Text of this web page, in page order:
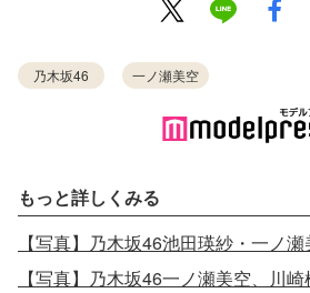
乃木坂46 一ノ瀬美空
もっと詳しくみる